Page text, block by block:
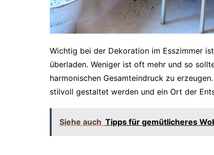
Wichtig bei der Dekoration im Esszimmer
überladen. Weniger ist oft mehr und so
harmonischen Gesamteindruck zu
stilvoll gestaltet werden und ein Ort der
Siehe auch Tipps für gemütlicheres